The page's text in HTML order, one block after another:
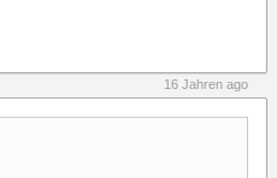
16 Jahren ago